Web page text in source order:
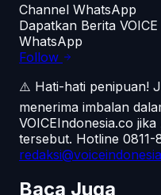
Channel WhatsApp
Dapatkan Berita
WhatsApp
Follow
⚠️ Hati-hati penipuan!
menerima imbalan
VOICEIndonesia.co
tersebut. Hotline 0811-
Baca Juga